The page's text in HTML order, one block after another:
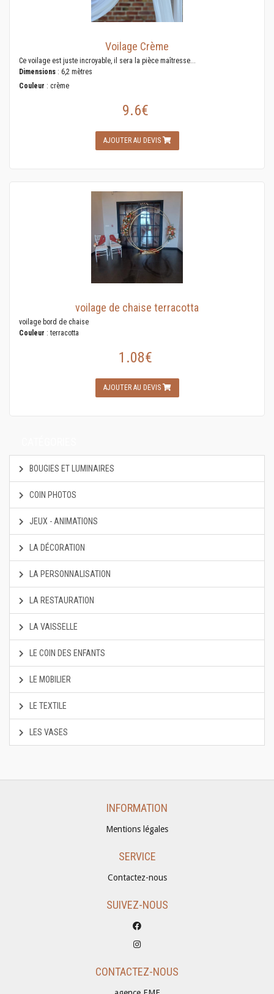
Voilage Crème
Ce voilage est juste incroyable, il sera la pièce maîtresse...
Dimensions : 6,2 mètres
Couleur : crème
9.6€
AJOUTER AU DEVIS
voilage de chaise terracotta
voilage bord de chaise
Couleur : terracotta
1.08€
AJOUTER AU DEVIS
BOUGIES ET LUMINAIRES
COIN PHOTOS
JEUX - ANIMATIONS
LA DÉCORATION
LA PERSONNALISATION
LA RESTAURATION
LA VAISSELLE
LE COIN DES ENFANTS
LE MOBILIER
LE TEXTILE
LES VASES
INFORMATION
Mentions légales
SERVICE
Contactez-nous
SUIVEZ-NOUS
CONTACTEZ-NOUS